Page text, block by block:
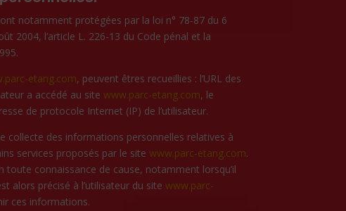
notamment protégées par la loi n° 78-87 du 6
2004, l’article L. 226-13 du Code pénal et la
etang.com, peuvent êtres recueillies : l’URL des
a accédé au site www.parc-etang.com, le
de protocole Internet (IP) de l’utilisateur.
collecte des informations personnelles relatives à
services proposés par le site www.parc-etang.com.
toute connaissance de cause, notamment lorsqu’il
alors précisé à l’utilisateur du site www.parc-
ces informations.